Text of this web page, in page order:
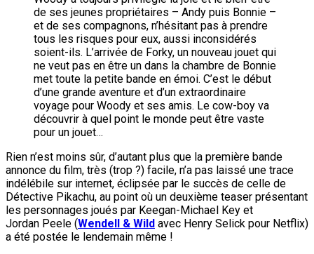
de ses jeunes propriétaires – Andy puis Bonnie –
et de ses compagnons, n’hésitant pas à prendre
tous les risques pour eux, aussi inconsidérés
soient-ils. L’arrivée de Forky, un nouveau jouet qui
ne veut pas en être un dans la chambre de Bonnie
met toute la petite bande en émoi. C’est le début
d’une grande aventure et d’un extraordinaire
voyage pour Woody et ses amis. Le cow-boy va
découvrir à quel point le monde peut être vaste
pour un jouet…
Rien n’est moins sûr, d’autant plus que la première bande
annonce du film, très (trop ?) facile, n’a pas laissé une trace
indélébile sur internet, éclipsée par le succès de celle de
Détective Pikachu, au point où un deuxième teaser présentant
les personnages joués par Keegan-Michael Key et
Jordan Peele (Wendell & Wild avec Henry Selick pour Netflix)
a été postée le lendemain même !